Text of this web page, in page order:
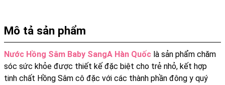
Mô tả sản phẩm
Nước Hồng Sâm Baby SangA Hàn Quốc là sản phẩm chăm
sóc sức khỏe được thiết kế đặc biệt cho trẻ nhỏ, kết hợp
tinh chất Hồng Sâm cô đặc với các thành phần đông y quý